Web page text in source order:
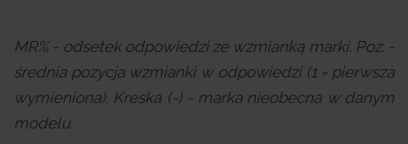
MR% - odsetek odpowiedzi ze wzmianką marki. Poz. -
średnia pozycja wzmianki w odpowiedzi (1 = pierwsza
wymieniona). Kreska (-) - marka nieobecna w danym
modelu.